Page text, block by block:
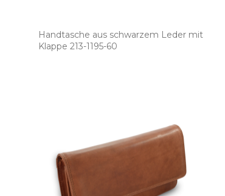
Handtasche aus schwarzem Leder mit
Klappe 213­-1195­-60